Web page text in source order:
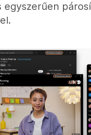
egyszerűen